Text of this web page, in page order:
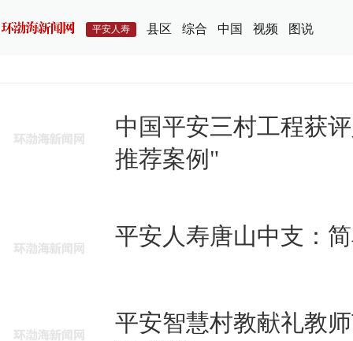
平安人寿 县区 综合 中国 视频 图说
中国平安三村工程获
推荐案例"
平安人寿唐山中支：
平安智慧村教献礼教